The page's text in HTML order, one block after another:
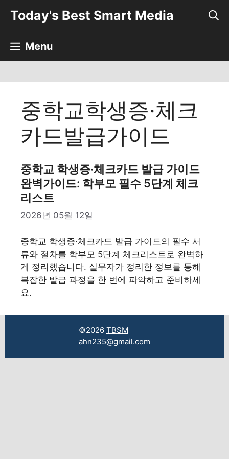
뛰
Today's Best Smart Media
Menu
중학교학생증·체크
카드발급가이드
중학교 학생증·체크카드 발급 가이드
완벽가이드: 학부모 필수 5단계 체크
리스트
2026년 05월 12일
중학교 학생증·체크카드 발급 가이드의 필수 서
류와 절차를 학부모 5단계 체크리스트로 완벽하
게 정리했습니다. 실무자가 정리한 정보를 통해
복잡한 발급 과정을 한 번에 파악하고 준비하세
요.
©2026 TBSM
ahn235@gmail.com